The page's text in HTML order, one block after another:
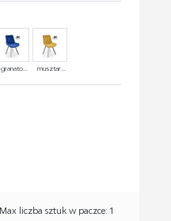
granato... musztar...
Max liczba sztuk w paczce: 1